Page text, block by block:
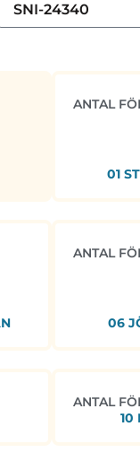
ANTAL
01
ANTAL
06
ANTAL
10